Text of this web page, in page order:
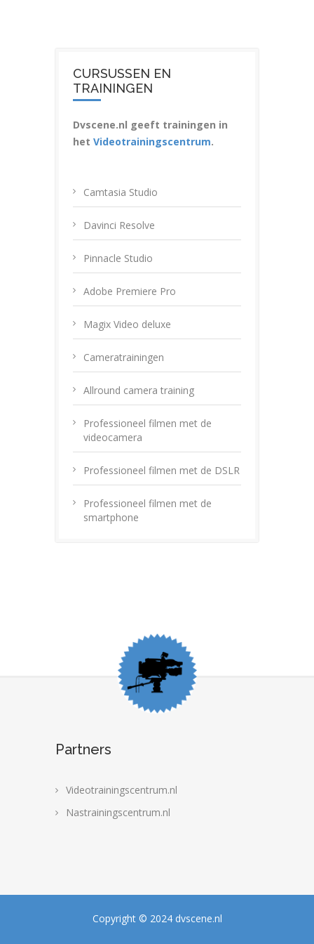
CURSUSSEN EN
TRAININGEN
Dvscene.nl geeft trainingen in
het Videotrainingscentrum.
Camtasia Studio
Davinci Resolve
Pinnacle Studio
Adobe Premiere Pro
Magix Video deluxe
Cameratrainingen
Allround camera training
Professioneel filmen met de
videocamera
Professioneel filmen met de DSLR
Professioneel filmen met de
smartphone
Partners
Videotrainingscentrum.nl
Nastrainingscentrum.nl
Copyright © 2024 dvscene.nl